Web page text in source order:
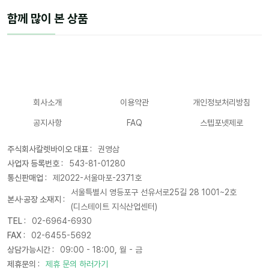
함께 많이 본 상품
회사소개 이용약관 개인정보처리방침
공지사항 FAQ 스텝포넷제로
주식회사칼렛바이오 대표 :
권영삼
사업자 등록번호 :
543-81-01280
통신판매업 :
제2022-서울마포-2371호
본사·공장 소재지 :
서울특별시 영등포구 선유서로25길 28 1001~2호
(디스테이트 지식산업센터)
TEL :
02-6964-6930
FAX :
02-6455-5692
상담가능시간 :
09:00 - 18:00, 월 - 금
제휴문의 :
제휴 문의 하러가기